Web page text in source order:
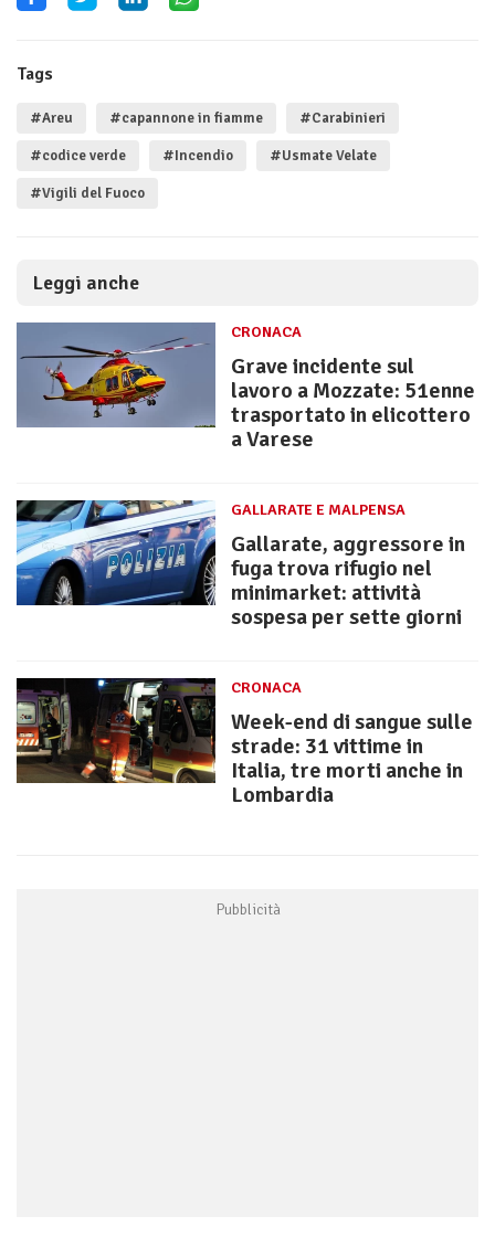
Tags
#Areu #capannone in fiamme #Carabinieri
#codice verde #Incendio #Usmate Velate
#Vigili del Fuoco
Leggi anche
CRONACA
Grave incidente sul
lavoro a Mozzate: 51enne
trasportato in elicottero
a Varese
GALLARATE E MALPENSA
Gallarate, aggressore in
fuga trova rifugio nel
minimarket: attività
sospesa per sette giorni
CRONACA
Week-end di sangue sulle
strade: 31 vittime in
Italia, tre morti anche in
Lombardia